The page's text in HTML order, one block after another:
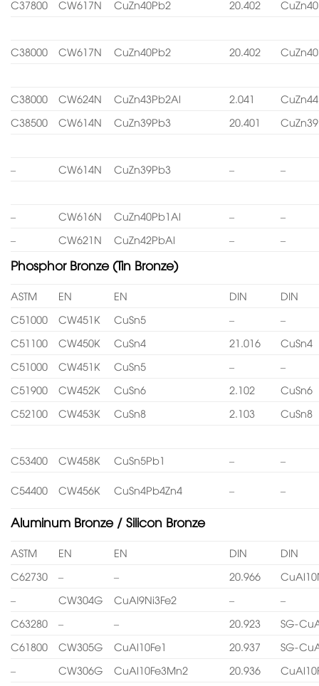
C37800 CW617N CuZn40Pb2 20.402
C38000 CW617N CuZn40Pb2 20.402
C38000 CW624N CuZn43Pb2Al 2.041
C38500
CW614N CuZn39Pb3 20.401
– CW614N CuZn39Pb3 – –
– CW616N CuZn40Pb1Al –
–
–
CW621N CuZn42PbAl – –
Phosphor Bronze (Tin Bronze)
ASTM EN EN DIN
DIN
C51000
CW451K CuSn5 –
–
C51100
CW450K CuSn4 21.016
CuSn4
C51000
CW451K CuSn5 –
–
C51900
CW452K CuSn6 2.102
CuSn6
C52100
CW453K CuSn8 2.103 CuSn8
C53400 CW458K CuSn5Pb1 – –
C54400 CW456K CuSn4Pb4Zn4 – –
Aluminum Bronze / Silicon Bronze
ASTM EN EN DIN
DIN
C62730
– – 20.966
–
CW304G CuAl9Ni3Fe2 –
–
C63280
– – 20.923
SG-
C61800
CW305G CuAl10Fe1 20.937
SG-
–
CW306G CuAl10Fe3Mn2 20.936